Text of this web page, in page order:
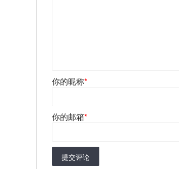
你的昵称*
你的邮箱*
提交评论